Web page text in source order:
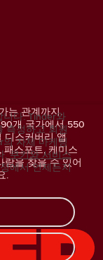
는 관계까지.
개 국가에서 550
디스커버리 앱
스포트, 케미스
람을 찾을 수 있어
.
다. Tinder와
측정하고 회원
자체 마케팅
. 쿠키와 서비스
에서 언제든지